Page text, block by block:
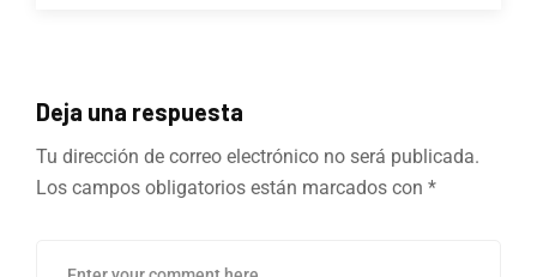
Deja una respuesta
Tu dirección de correo electrónico no será publicada.
Los campos obligatorios están marcados con *